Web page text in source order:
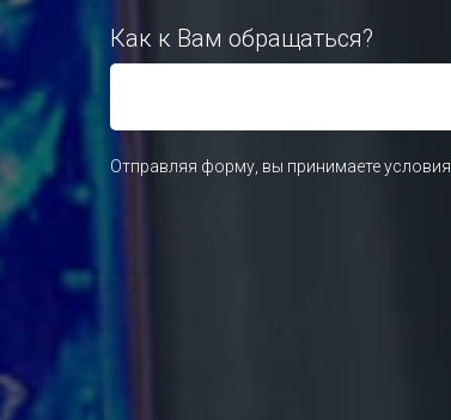
Как к Вам обращаться?
Отправляя форму, вы принимаете условия